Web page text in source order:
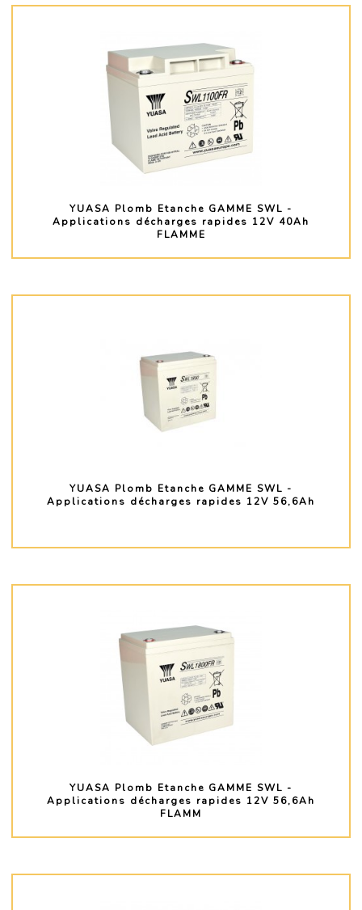
YUASA Plomb Etanche GAMME SWL -
Applications décharges rapides 12V 40Ah
FLAMME
YUASA Plomb Etanche GAMME SWL -
Applications décharges rapides 12V 56,6Ah
YUASA Plomb Etanche GAMME SWL -
Applications décharges rapides 12V 56,6Ah
FLAMM